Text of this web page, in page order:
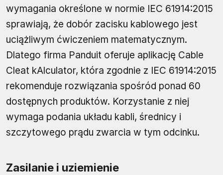
wymagania określone w normie IEC 61914:2015
sprawiają, że dobór zacisku kablowego jest
uciążliwym ćwiczeniem matematycznym.
Dlatego firma Panduit oferuje aplikację Cable
Cleat kAlculator, która zgodnie z IEC 61914:2015
rekomenduje rozwiązania spośród ponad 60
dostępnych produktów. Korzystanie z niej
wymaga podania układu kabli, średnicy i
szczytowego prądu zwarcia w tym odcinku.
Zasilanie i uziemienie